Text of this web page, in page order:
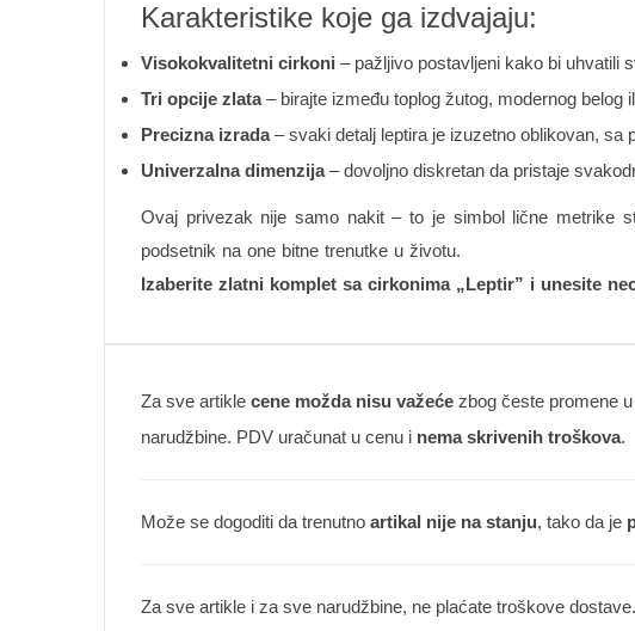
Karakteristike koje ga izdvajaju:
Visokokvalitetni cirkoni – pažljivo postavljeni kako bi uhvatili
Tri opcije zlata– birajte između toplog žutog, modernog belog
Precizna izrada– svaki detalj leptira je izuzetno oblikovan, sa
Univerzalna dimenzija– dovoljno diskretan da pristaje
Ovaj privezak nije samo nakit – to je simbol lične metrike
podsetnik na one bitne trenutke u životu.
Izaberite zlatni komplet sa cirkonima „Leptir” i unesite
Za sve artikle cene možda nisu važeće zbog česte promene
narudžbine. PDV uračunat u cenu i nema skrivenih troškova.
Može se dogoditi da trenutno artikal nije na stanju, tako da je
Za sve artikle i za sve narudžbine, ne plaćate troškove